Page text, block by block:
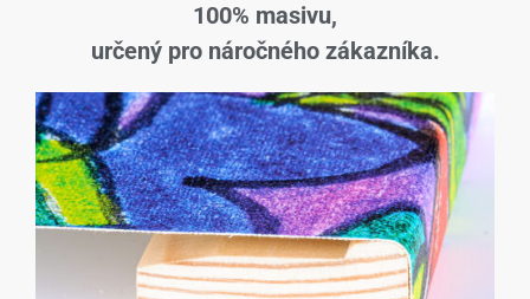
100% masivu,
určený pro náročného zákazníka.